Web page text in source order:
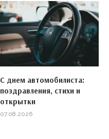
С днем автомобилиста:
поздравления, стихи и
открытки
07.08.2026